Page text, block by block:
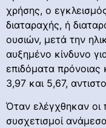
χρήσης, ο
διαταραχής, ή
ουσιών, μετά την
αυξημένο κίνδυνο
επιδόματα πρόνοιας
3,97 και 5,67,
Όταν ελέγχθηκαν οι
συσχετισμοί